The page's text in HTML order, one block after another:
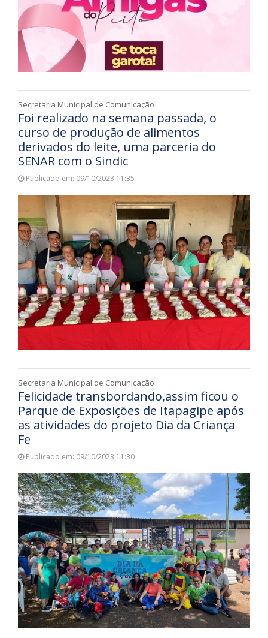
Secretaria Municipal de Comunicação
Foi realizado na semana passada, o
curso de produção de alimentos
derivados do leite, uma parceria do
SENAR com o Sindic
Publicado em: 09/10/2023 11:35
Secretaria Municipal de Comunicação
Felicidade transbordando,assim ficou o
Parque de Exposições de Itapagipe após
as atividades do projeto Dia da Criança
Fe
Publicado em: 09/10/2023 11:30